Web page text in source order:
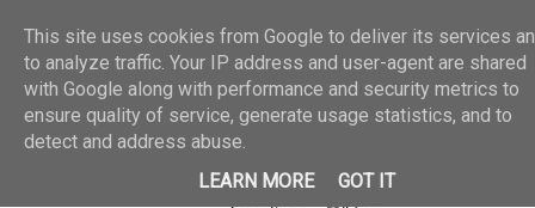
02 jun 2026
GALERIA DE FOTOS
30/05/2026
25 may 2026
GALERIA
DE FOTOS 23/05/2026
20 may
2026
GALERIA DE FOTOS
16/05/2026
DE FOTOS 09/05/2026
28 abr
This site uses cookies from Google to deliver its services
to analyze traffic. Your IP address and user-agent are shared
with Google along with performance and security metrics to
ensure quality of service, generate usage statistics, and to
detect and address abuse.
LEARN MORE
GOT IT